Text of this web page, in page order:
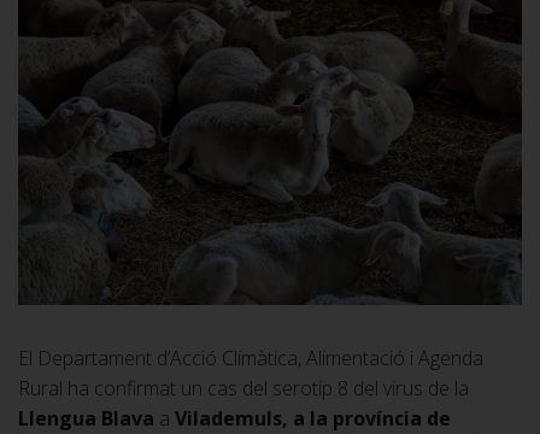
El Departament d’Acció Climàtica, Alimentació i Agenda
Rural ha confirmat un cas del serotip 8 del virus de la
Llengua Blava a Vilademuls, a la província de